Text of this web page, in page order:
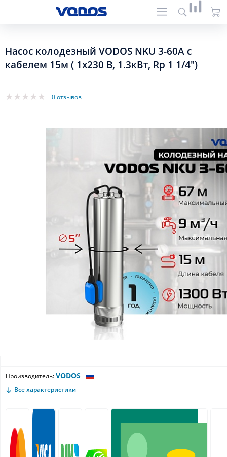
Насос колодезный VODOS NKU 3-60А с
кабелем 15м ( 1х230 В, 1.3кВт, Rp 1 1/4")
0 отзывов
Производитель:VODOS
Все характеристики